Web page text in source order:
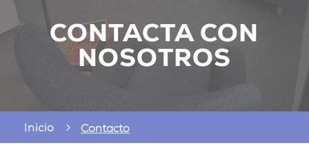
CONTACTA CON
NOSOTROS
Inicio 5 Contacto